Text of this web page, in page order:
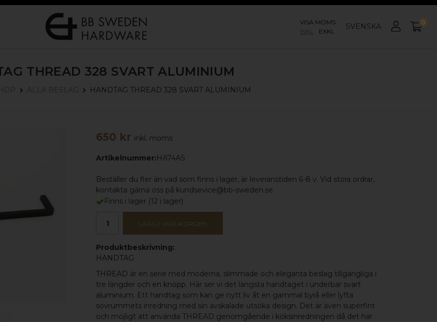
VISA MOMS
INKL
EXKL SVENSKA 0
THREAD 328 SVART ALUMINIUM
ALLA BESLAG HANDTAG THREAD 328 SVART ALUMINIUM
650 kr inkl. moms
Artikelnummer:HA74AS
Beställer du fler än vad som finns i lager, är leveranstiden 6-8 v. Vid stora ordrar,
kontakta gärna oss på kundsevice@bb-sweden.se
Finns i lager (12 i lager)
LÄGG I VARUKORGEN
Produktbeskrivning:
HANDTAG
THREAD är en serie med moderna, slimmade och eleganta beslag tillgängliga i
tre längder och en knopp. Här ser vi det längsta handtaget i underbar svart
aluminium. Ett handtag som kan ge nytt liv åt en gammal byrå eller lyfta
sovrummets inredning med sin avskalade utsöka design. Det är även superfint
och möjligt att använda THREAD genomgående i köksinredningen då det här